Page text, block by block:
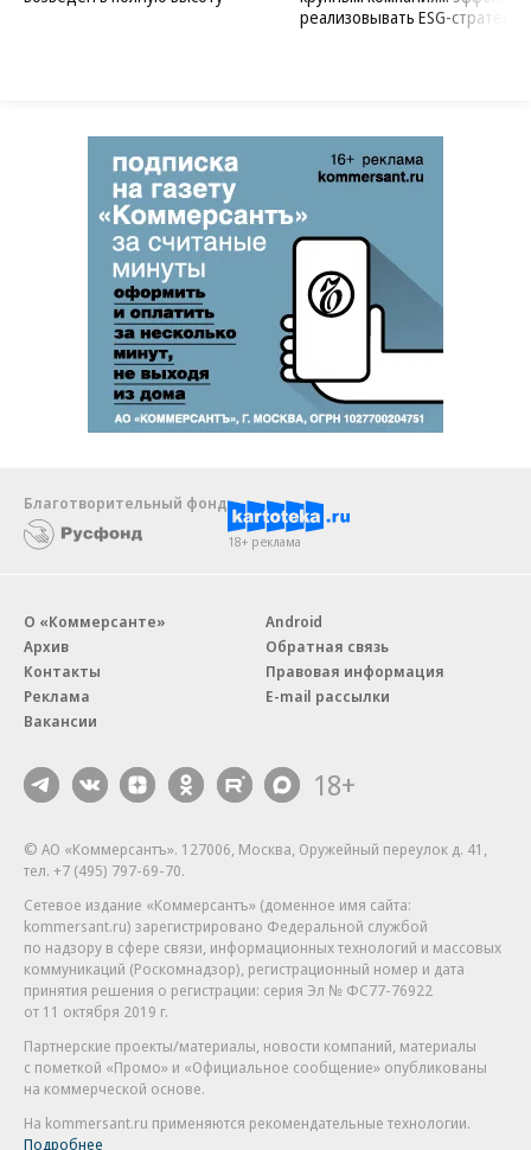
реализовывать ESG-стратегию
Благотворительный фонд
18+ реклама
О «Коммерсанте»
Архив
Контакты
Реклама
Вакансии
Android
Обратная связь
Правовая информация
E-mail рассылки
18+
© АО «Коммерсантъ». 127006, Москва, Оружейный переулок д. 41,
тел. +7 (495) 797-69-70.
Сетевое издание «Коммерсантъ» (доменное имя сайта:
kommersant.ru) зарегистрировано Федеральной службой
по надзору в сфере связи, информационных технологий и массовых
коммуникаций (Роскомнадзор), регистрационный номер и дата
принятия решения о регистрации: серия Эл № ФС77-76922
от 11 октября 2019 г.
Партнерские проекты/материалы, новости компаний, материалы
с пометкой «Промо» и «Официальное сообщение» опубликованы
на коммерческой основе.
На kommersant.ru применяются рекомендательные технологии.
Подробнее